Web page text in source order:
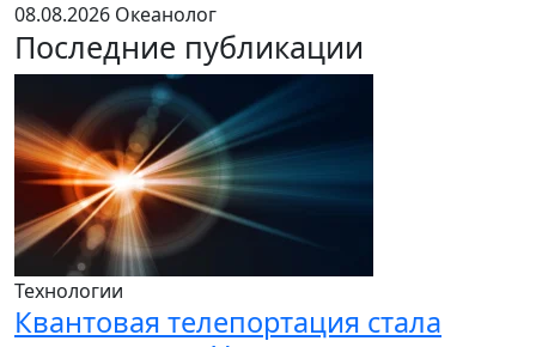
08.08.2026 Океанолог
Последние публикации
Технологии
Квантовая телепортация стала